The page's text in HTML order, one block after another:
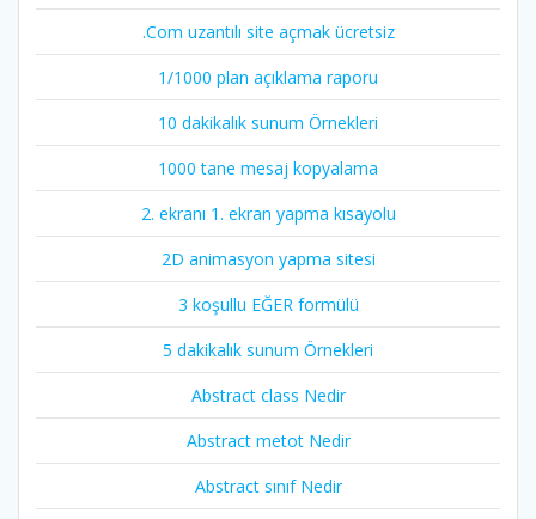
.Com uzantılı site açmak ücretsiz
1/1000 plan açıklama raporu
10 dakikalık sunum Örnekleri
1000 tane mesaj kopyalama
2. ekranı 1. ekran yapma kısayolu
2D animasyon yapma sitesi
3 koşullu EĞER formülü
5 dakikalık sunum Örnekleri
Abstract class Nedir
Abstract metot Nedir
Abstract sınıf Nedir